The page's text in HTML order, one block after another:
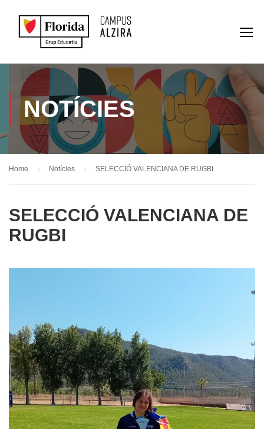
NOTÍCIES
Home Notícies SELECCIÓ VALENCIANA DE RUGBI
SELECCIÓ VALENCIANA DE
RUGBI